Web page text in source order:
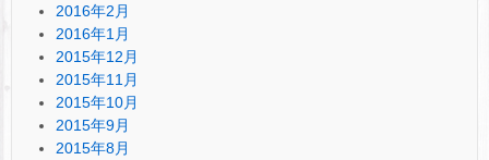
2016年2月
2016年1月
2015年12月
2015年11月
2015年10月
2015年9月
2015年8月